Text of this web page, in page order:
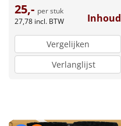
25,- per stuk
27,78 incl. BTW Inhoud
Vergelijken
Verlanglijst